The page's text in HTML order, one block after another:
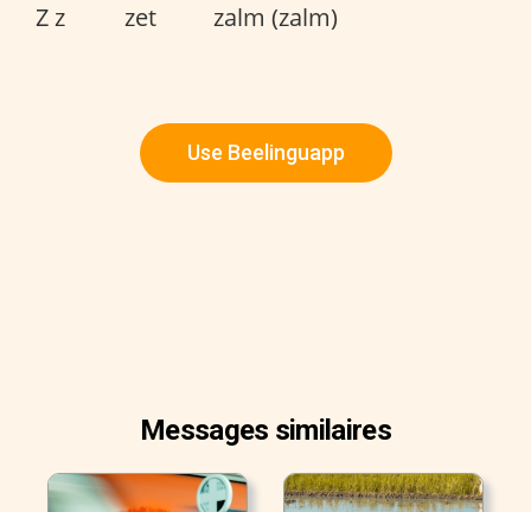
Z z
zet zalm (zalm)
Use Beelinguapp
Messages similaires